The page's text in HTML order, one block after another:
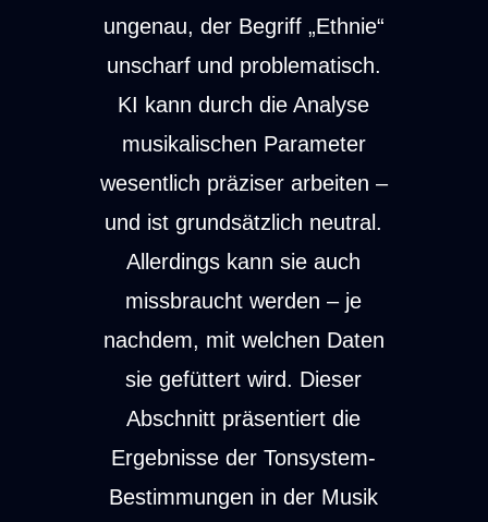
ungenau, der Begriff „Ethnie“
unscharf und problematisch.
KI kann durch die Analyse
musikalischen Parameter
wesentlich präziser arbeiten –
und ist grundsätzlich neutral.
Allerdings kann sie auch
missbraucht werden – je
nachdem, mit welchen Daten
sie gefüttert wird. Dieser
Abschnitt präsentiert die
Ergebnisse der Tonsystem-
Bestimmungen in der Musik